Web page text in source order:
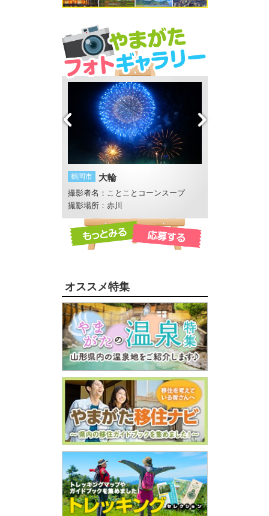
鶴岡市 大輪
撮影者名：ことことコーンスープ
撮影場所：赤川
オススメ特集